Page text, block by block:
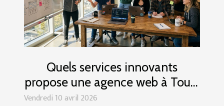
Quels services innovants
propose une agence web à Tours
pour booster votre entreprise ?
Vendredi 10 avril 2026